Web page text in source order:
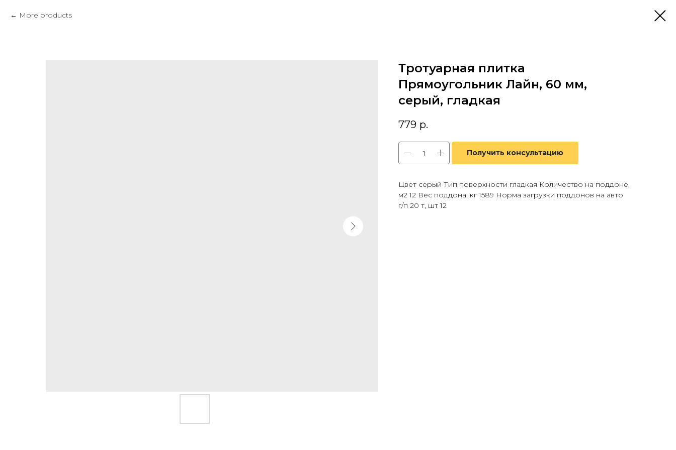
More products
Тротуарная плитка
Прямоугольник Лайн, 60 мм,
серый, гладкая
779 р.
Получить консультацию
Цвет серый Тип поверхности гладкая Количество на поддоне,
м2 12 Вес поддона, кг 1589 Норма загрузки поддонов на авто
г/п 20 т, шт 12